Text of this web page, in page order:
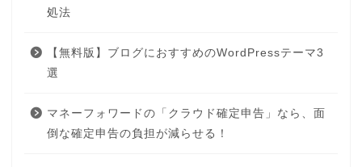
処法
【無料版】ブログにおすすめのWordPressテーマ3
選
マネーフォワードの「クラウド確定申告」なら、面
倒な確定申告の負担が減らせる！